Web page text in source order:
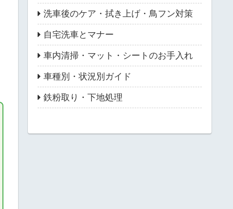
洗車後のケア・拭き上げ・鳥フン対策
自宅洗車とマナー
車内清掃・マット・シートのお手入れ
車種別・状況別ガイド
鉄粉取り・下地処理